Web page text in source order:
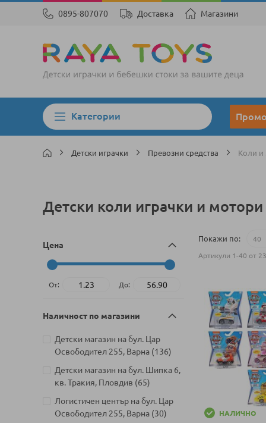
0895-807070 Доставка Магазини
Категории
Детски играчки Превозни средства Коли и
Детски коли играчки и мотори
Покажи по
Артикули 1-40 от
НАЛИЧНО
Цена
От: До:
Наличност по магазини
Детски магазин на бул. Цар
Освободител 255, Варна 136
артикули
Детски магазин на бул. Шипка 6,
кв. Тракия, Пловдив
65
артикули
Логистичен център на бул. Цар
Освободител 255, Варна 30
артикули